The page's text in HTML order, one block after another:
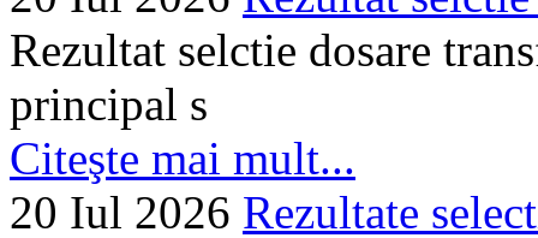
Rezultat selctie dosare
principal s
Citeşte mai mult...
20 Iul 2026 Rezultate